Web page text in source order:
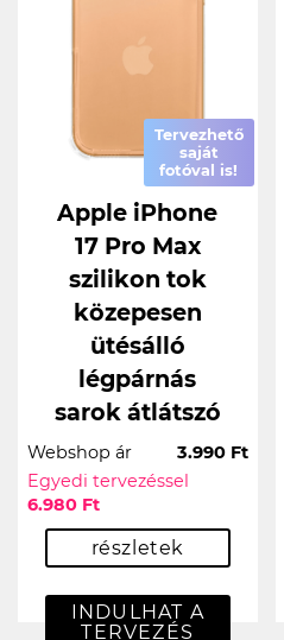
Tervezhető
saját
fotóval is!
Apple iPhone
17 Pro Max
szilikon tok
közepesen
ütésálló
légpárnás
sarok átlátszó
Webshop ár
3.990 Ft
Egyedi tervezéssel
6.980 Ft
részletek
INDULHAT A
TERVEZÉS